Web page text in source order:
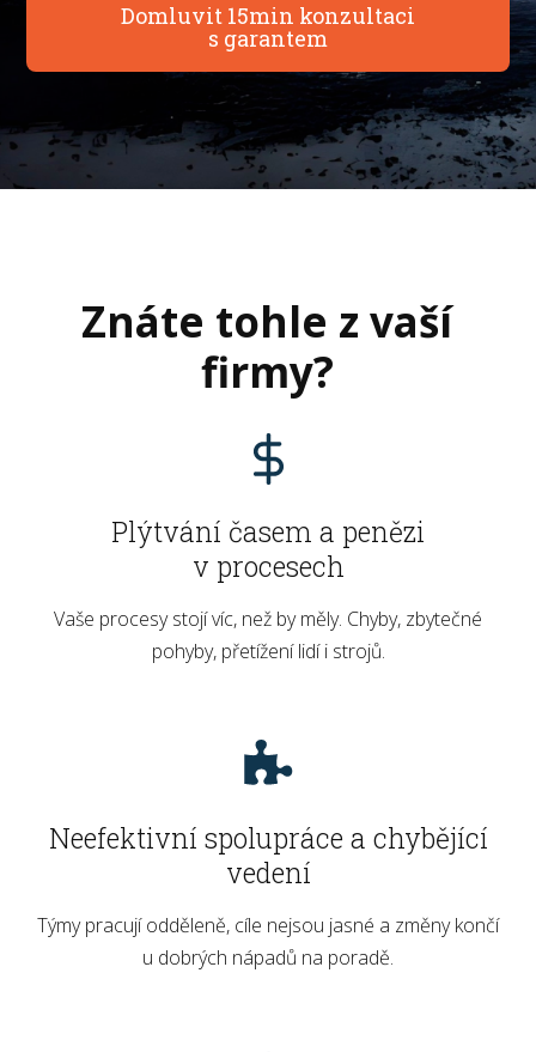
Domluvit 15min konzultaci
s garantem
Znáte tohle z vaší
firmy?
Plýtvání časem a penězi
v procesech
Vaše procesy stojí víc, než by měly. Chyby, zbytečné
pohyby, přetížení lidí i strojů.
Neefektivní spolupráce a chybějící
vedení
Týmy pracují odděleně, cíle nejsou jasné a změny končí
u dobrých nápadů na poradě.